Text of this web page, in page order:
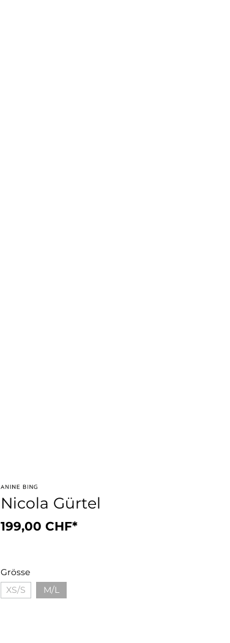
Nicola Gürtel
199,00 CHF*
Grösse
XS/S
M/L